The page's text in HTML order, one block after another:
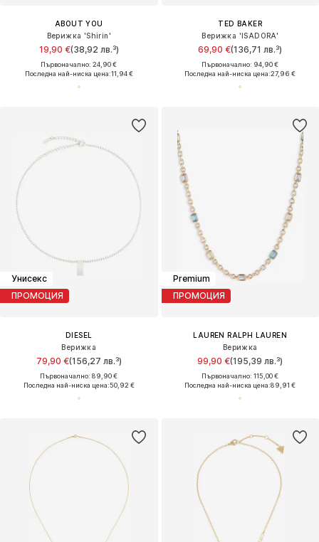
ABOUT YOU
Верижка 'Shirin'
19,90 €(38,92 лв.³)
Първоначално: 24,90 €
Последна най-ниска цена:11,94 €
TED BAKER
Верижка 'ISADORA'
69,90 €(136,71 лв.³)
Първоначално: 94,90 €
Последна най-ниска цена:27,96 €
Унисекс
ПРОМОЦИЯ
DIESEL
Верижка
79,90 €(156,27 лв.³)
Първоначално: 89,90 €
Последна най-ниска цена:50,92 €
Premium
ПРОМОЦИЯ
LAUREN RALPH LAUREN
Верижка
99,90 €(195,39 лв.³)
Първоначално: 115,00 €
Последна най-ниска цена:89,91 €